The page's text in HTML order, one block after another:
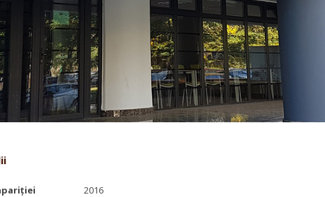
Promoționale
Evenimente
Contact
pământurilor
2016